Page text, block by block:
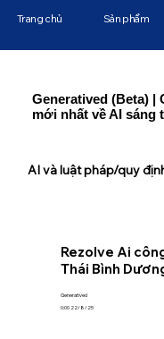
Generatived (Beta)
mới nhất về AI sáng
Rezolve Ai
Thái Bình
Generatived
0:00 22/8/25
Trang chủ Sản phẩm
AI và luật pháp/quy